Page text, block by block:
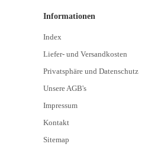
Informationen
Index
Liefer- und Versandkosten
Privatsphäre und Datenschutz
Unsere AGB's
Impressum
Kontakt
Sitemap